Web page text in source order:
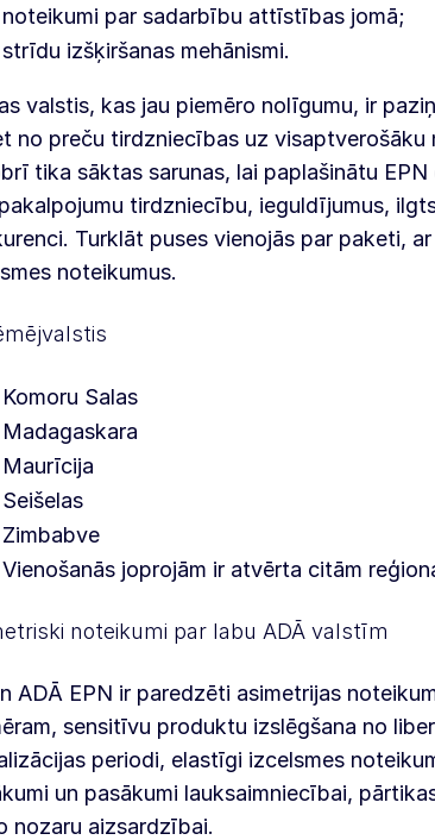
noteikumi par sadarbību attīstības jomā;
strīdu izšķiršanas mehānismi.
valstis, kas jau piemēro nolīgumu, ir
no preču tirdzniecības uz visaptverošāku
tika sāktas sarunas, lai paplašinātu
tirdzniecību, ieguldījumus,
Turklāt puses vienojās par paketi,
noteikumus.
Komoru Salas
Madagaskara
Maurīcija
Seišelas
Zimbabve
Vienošanās joprojām ir atvērta citām
noteikumi par labu ADĀ valstīm
ADĀ EPN ir paredzēti asimetrijas
sensitīvu produktu izslēgšana no
periodi, elastīgi izcelsmes
un pasākumi lauksaimniecībai,
nozaru aizsardzībai.